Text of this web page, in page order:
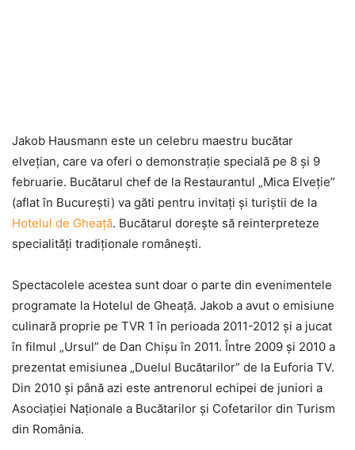
Jakob Hausmann este un celebru maestru bucătar
elveţian, care va oferi o demonstraţie specială pe 8 şi 9
februarie. Bucătarul chef de la Restaurantul „Mica Elveţie”
(aflat în Bucureşti) va găti pentru invitaţi şi turiştii de la
Hotelul de Gheaţă. Bucătarul doreşte să reinterpreteze
specialităţi tradiţionale româneşti.
Spectacolele acestea sunt doar o parte din evenimentele
programate la Hotelul de Gheaţă. Jakob a avut o emisiune
culinară proprie pe TVR 1 în perioada 2011-2012 şi a jucat
în filmul „Ursul” de Dan Chişu în 2011. Între 2009 şi 2010 a
prezentat emisiunea „Duelul Bucătarilor” de la Euforia TV.
Din 2010 şi până azi este antrenorul echipei de juniori a
Asociaţiei Naţionale a Bucătarilor şi Cofetarilor din Turism
din România.